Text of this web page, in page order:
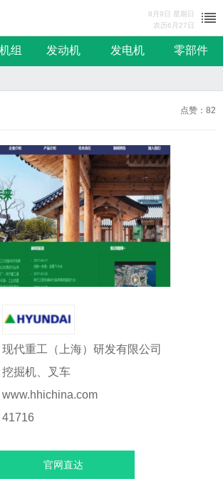
8月9日 星期日
农历6月27日
组 发动机 发电机 零部件
点赞：82
现代重工（上海）研发有限公司
挖掘机、叉车
www.hhichina.com
41716
官网直达